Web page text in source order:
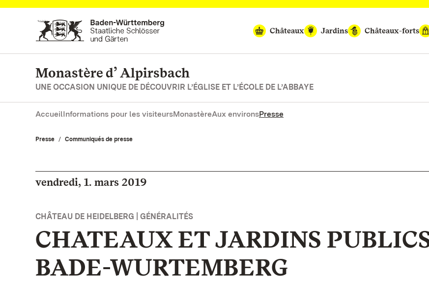
Vers la page d’accueil
Châteaux
Jardins Châteaux-forts
Monastère d’ Alpirsbach
UNE OCCASION UNIQUE DE DÉCOUVRIR L’ÉGLISE ET L’ÉCOLE DE L’ABBAYE
AccueilInformations pour les visiteursMonastèreAux environsPresse
Presse Communiqués de presse
vendredi, 1. mars 2019
CHÂTEAU DE HEIDELBERG | GÉNÉRALITÉS
CHATEAUX ET JARDINS
BADE-WURTEMBERG